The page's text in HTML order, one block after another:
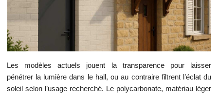
Les modèles actuels jouent la transparence pour laisser
pénétrer la lumière dans le hall, ou au contraire filtrent l’éclat du
soleil selon l’usage recherché. Le polycarbonate, matériau léger